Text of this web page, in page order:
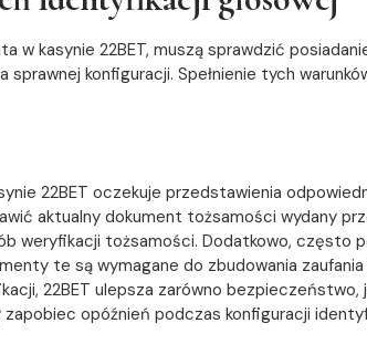
w kasynie 22BET, muszą sprawdzić
konfiguracji. Spełnienie tych
22BET oczekuje przedstawienia
aktualny dokument tożsamości wydany
weryfikacji tożsamości. Dodatkowo, często
te są wymagane do zbudowania
22BET ulepsza zarówno bezpieczeństwo,
opóźnień podczas konfiguracji